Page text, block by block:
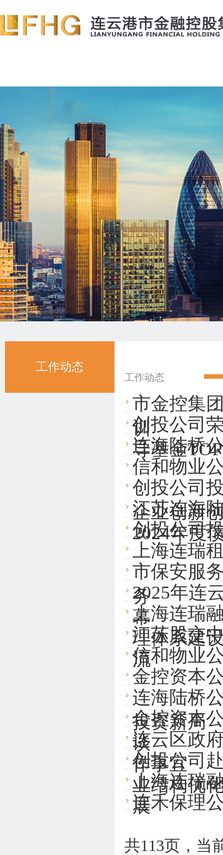
工作动态
工作动态
市金控集
训
创投公司
导基金
连海陆桥
信和物业
创投公司
企业创新
江苏连海
2024年度
创投公司
上海连瑞
市保安服
务
2025年连
幕
上海连瑞
理体系建
江苏股交
流
信和物业
金控资本
连海陆桥
投资新局
金控资本
谈
连云区政
作事宜
创投公司
业结构优
上海连瑞
展
连禾保理
共113页，当